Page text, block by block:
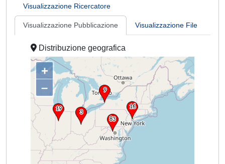
Visualizzazione Ricercatore
Visualizzazione Pubblicazione Visualizzazione File
Distribuzione geografica
+
–